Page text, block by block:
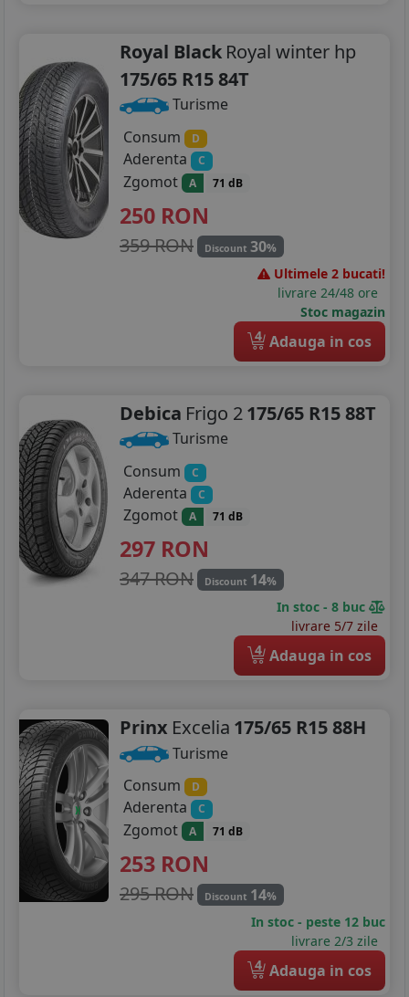
235/65R16
155/90R17
195/40R17
205/40R17
205/45R17
215/55R17
215/60R17
225/45R17
225/50R17
225/55R17
205/40R18
225/40R18
225/45R18
225/55R18
225/60R18
Royal Black Royal winter hp
175/65 R15 84T
Turisme
Consum
D
Aderenta C
Zgomot A 71 dB
250 RON
359 RON Discount 30%
Ultimele 2 bucati!
livrare 24/48 ore
Stoc magazin
4 Adauga in cos
Debica Frigo 2175/65 R15 88T
Turisme
Consum
C
Aderenta C
Zgomot A 71 dB
297 RON
347 RON Discount 14%
In stoc - 8 buc
livrare 5/7 zile
4 Adauga in cos
Prinx Excelia 175/65 R15 88H
Turisme
Consum
D
Aderenta C
Zgomot A 71 dB
253 RON
295 RON Discount 14%
In stoc - peste 12 buc
livrare 2/3 zile
4 Adauga in cos